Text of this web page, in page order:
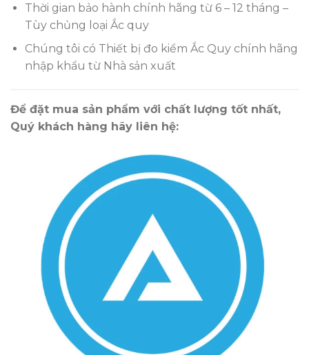
Thời gian bảo hành chính hãng từ 6 – 12 tháng –
Tùy chủng loại Ắc quy
Chúng tôi có Thiết bị đo kiểm Ắc Quy chính hãng
nhập khẩu từ Nhà sản xuất
Để đặt mua sản phẩm với chất lượng tốt nhất,
Quý khách hàng hãy liên hệ: